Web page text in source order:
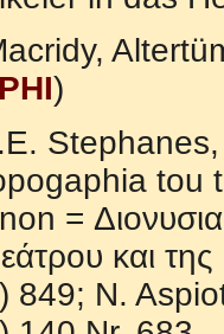
PHI)
tou
=
και
849; N.